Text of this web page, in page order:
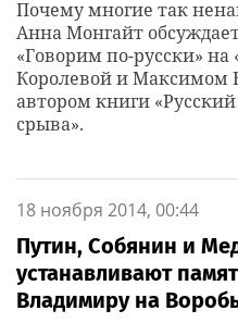
Почему многие так
Анна Монгайт
«Говорим по-русски»
Королевой и Максимом
автором книги
срыва».
18 ноября 2014, 00:44
Путин, Собянин и
устанавливают
Владимиру на